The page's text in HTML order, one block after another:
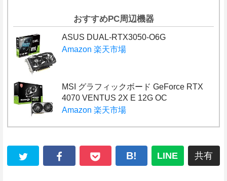
おすすめPC周辺機器
ASUS DUAL-RTX3050-O6G
Amazon 楽天市場
MSI グラフィックボード GeForce RTX
4070 VENTUS 2X E 12G OC
Amazon 楽天市場
B! LINE 共有